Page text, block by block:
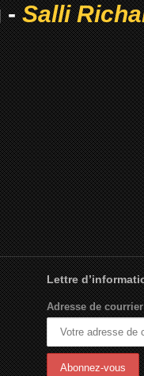
-Salli
Lettre
Adresse de